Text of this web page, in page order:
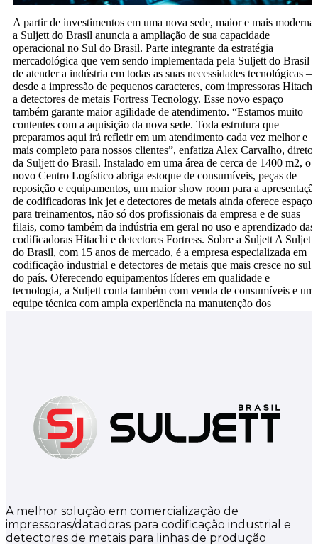
A partir de investimentos em uma nova sede, maior e mais moderna,
a Suljett do Brasil anuncia a ampliação de sua capacidade
operacional no Sul do Brasil. Parte integrante da estratégia
mercadológica que vem sendo implementada pela Suljett do Brasil
de atender a indústria em todas as suas necessidades tecnológicas –
desde a impressão de pequenos caracteres, com impressoras Hitachi,
a detectores de metais Fortress Tecnology. Esse novo espaço
também garante maior agilidade de atendimento. “Estamos muito
contentes com a aquisição da nova sede. Toda estrutura que
preparamos aqui irá refletir em um atendimento cada vez melhor e
mais completo para nossos clientes”, enfatiza Alex Carvalho, diretor
da Suljett do Brasil. Instalado em uma área de cerca de 1400 m2, o
novo Centro Logístico abriga estoque de consumíveis, peças de
reposição e equipamentos, um maior show room para a
de codificadoras ink jet e detectores de metais ainda oferece espaço
para treinamentos, não só dos profissionais da empresa e de suas
filais, como também da indústria em geral no uso e aprendizado das
codificadoras Hitachi e detectores Fortress. Sobre a Suljett A Suljett
do Brasil, com 15 anos de mercado, é a empresa especializada em
codificação industrial e detectores de metais que mais cresce no sul
do país. Oferecendo equipamentos líderes em qualidade e
tecnologia, a Suljett conta também com venda de consumíveis e
equipe técnica com ampla experiência na manutenção dos
A melhor solução em comercialização de
impressoras/datadoras para codificação industrial e
detectores de metais para linhas de produção